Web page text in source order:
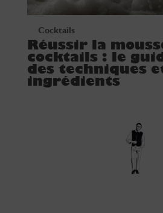
Cocktails
Réussir la
cocktails : le
des techniques
ingrédients